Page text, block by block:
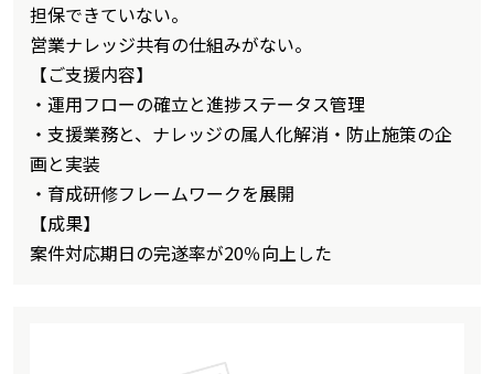
担保できていない。
営業ナレッジ共有の仕組みがない。
【ご支援内容】
・運用フローの確立と進捗ステータス管理
・支援業務と、ナレッジの属人化解消・防止施策の企
画と実装
・育成研修フレームワークを展開
【成果】
案件対応期日の完遂率が20％向上した